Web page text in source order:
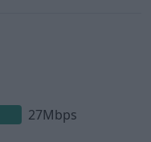
27Mbps